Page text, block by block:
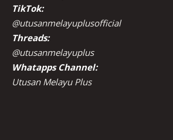
TikTok:
@utusanmelayuplusofficial
Threads:
@utusanmelayuplus
Whatapps Channel:
Utusan Melayu Plus